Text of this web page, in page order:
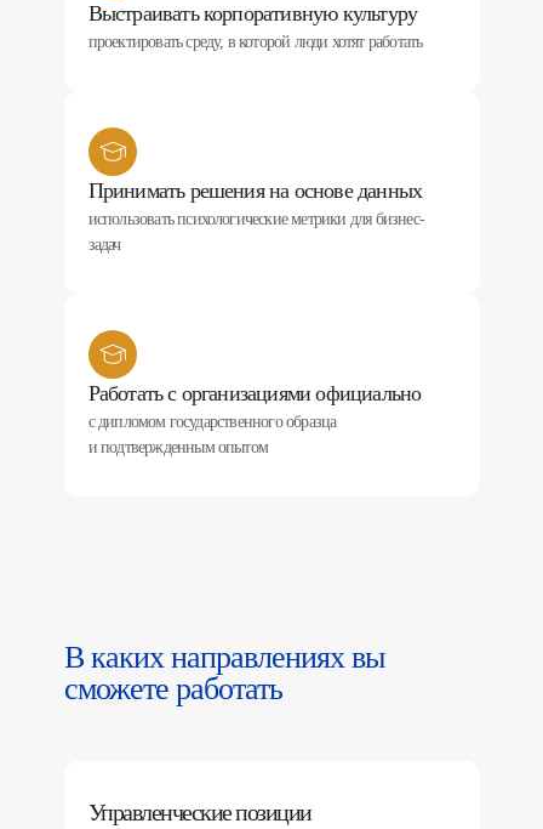
Выстраивать корпоративную культуру
проектировать среду, в которой люди хотят работать
Принимать решения на основе данных
использовать психологические метрики для бизнес-
задач
Работать с организациями официально
с дипломом государственного образца
и подтвержденным опытом
В каких направлениях вы
сможете работать
Управленческие позиции